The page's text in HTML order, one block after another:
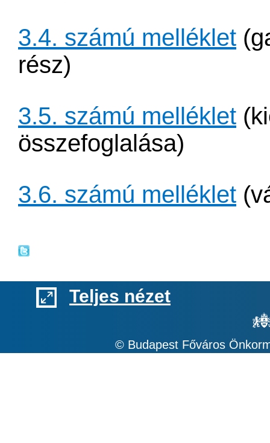
3.4. számú melléklet
rész)
3.5. számú melléklet
összefoglalása)
3.6. számú melléklet
Teljes nézet
© Budapest Főváros